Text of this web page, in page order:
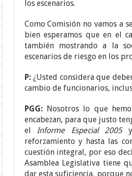
los escenarios.
Como Comisión no vamos a
bien esperamos que en el
también mostrando a la
escenarios de riesgo en los
P:¿Usted considera que
cambio de funcionarios,
PGG: Nosotros lo que
encabezan, para que justo
el Informe Especial 2005y,
reforzamiento y hasta las
cuestión integral, por eso
Asamblea Legislativa tiene
dar esta suficiencia, porque